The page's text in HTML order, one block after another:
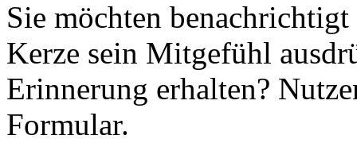
Sie möchten
Kerze sein Mitgefühl
Erinnerung erhalten?
Formular.